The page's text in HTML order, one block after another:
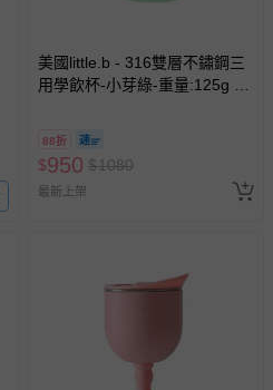
美國little.b - 316雙層不鏽鋼三
用學飲杯-小芽綠-重量:125g 容
88折
$950 $1080
最新上架